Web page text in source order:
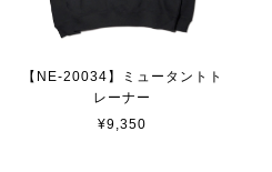
【NE-20034】ミュータントト
レーナー
¥9,350